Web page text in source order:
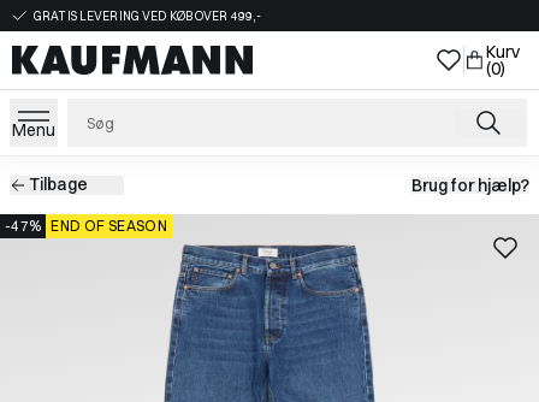
GRATIS LEVERING VED KØB OVER 499,-
Kurv
(0)
Menu
Tilbage Brug for hjælp?
-47% END OF SEASON